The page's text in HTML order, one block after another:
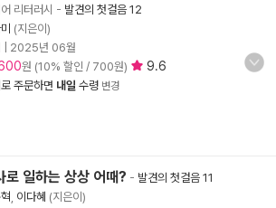
리터러시 - 발견의 첫걸음 12
(지은이)
2025년 06월
원 (10% 할인 / 700원) 9.6
로 주문하면 내일 수령 변경
로 일하는 상상 어때? - 발견의 첫걸음 11
이다혜 (지은이)